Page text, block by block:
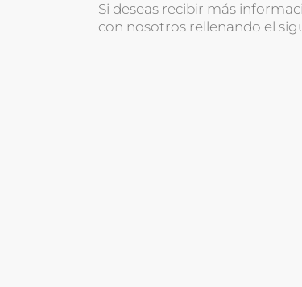
Si deseas recibir más
con nosotros rellenando el